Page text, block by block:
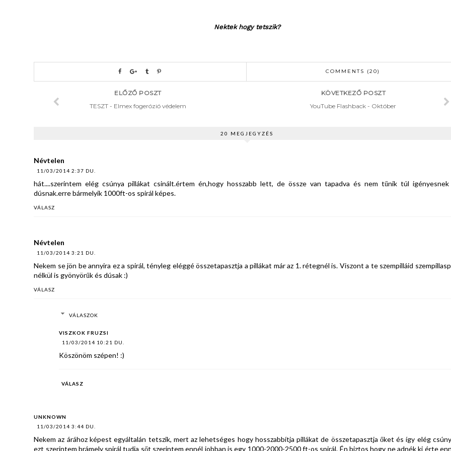
Nektek hogy tetszik?
COMMENTS (20)
KÖVETKEZŐ POSZT
YouTube Flashback - Október
ELŐZŐ POSZT
TESZT - Elmex fogerózió védelem
20 MEGJEGYZÉS
Névtelen
11/03/2014 2:37 DU.
hát....szerintem elég csúnya pillákat csinált.értem én,hogy hosszabb lett, de össze van tapadva és nem tűnik túl
dúsnak.erre bármelyik 1000ft-os spirál képes.
VÁLASZ
Névtelen
11/03/2014 3:21 DU.
Nekem se jön be annyira ez a spirál, tényleg eléggé összetapasztja a pillákat már az 1. rétegnél is. Viszont a te szempilláid
nélkül is gyönyörűk és dúsak :)
VÁLASZ
VÁLASZOK
VISZKOK FRUZSI
11/03/2014 10:21 DU.
Köszönöm szépen! :)
VÁLASZ
UNKNOWN
11/03/2014 3:44 DU.
Nekem az árához képest egyáltalán tetszik, mert az lehetséges hogy hosszabbítja pillákat de összetapasztja őket és így elég
ezt szerintem brámely spirál tudja sőt szerintem ennél jobban is egy 1000-2000-2500 ft-os spirál. Én biztos hogy ne adnék ki érte